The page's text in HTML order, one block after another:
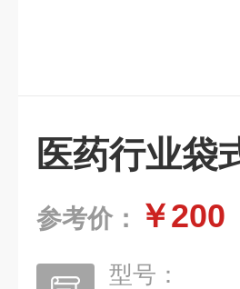
医药行业袋
参考价： ￥200
型号：